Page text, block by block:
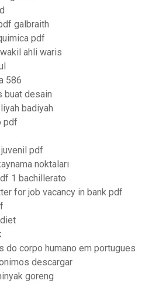
galbraith
pdf
ahli waris
586
buat desain
badiyah
pdf
pdf
noktaları
1 bachillerato
for job vacancy in bank pdf
do corpo humano em portugues
descargar
goreng